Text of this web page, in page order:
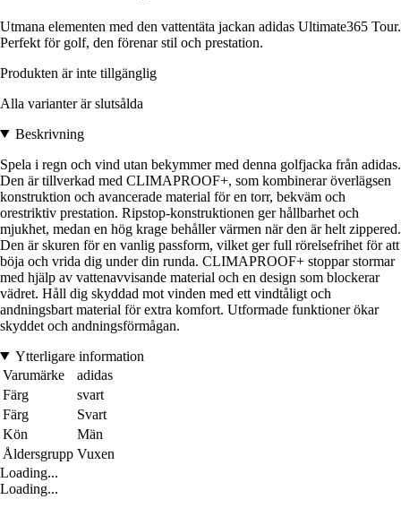
Utmana elementen med den vattentäta jackan adidas Ultimate365 Tour.
Perfekt för golf, den förenar stil och prestation.
Produkten är inte tillgänglig
Alla varianter är slutsålda
Beskrivning
Spela i regn och vind utan bekymmer med denna golfjacka från adidas.
Den är tillverkad med CLIMAPROOF+, som kombinerar överlägsen
konstruktion och avancerade material för en torr, bekväm och
orestriktiv prestation. Ripstop-konstruktionen ger hållbarhet och
mjukhet, medan en hög krage behåller värmen när den är helt zippered.
Den är skuren för en vanlig passform, vilket ger full rörelsefrihet för att
böja och vrida dig under din runda. CLIMAPROOF+ stoppar stormar
med hjälp av vattenavvisande material och en design som blockerar
vädret. Håll dig skyddad mot vinden med ett vindtåligt och
andningsbart material för extra komfort. Utformade funktioner ökar
skyddet och andningsförmågan.
Ytterligare information
Varumärke
adidas
Färg
svart
Färg
Svart
Kön
Män
Åldersgrupp Vuxen
Loading...
Loading...